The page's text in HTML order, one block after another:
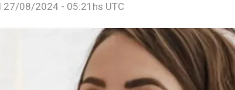
27/08/2024 - 05:21hs UTC